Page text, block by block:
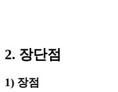
2. 장단점
1) 장점